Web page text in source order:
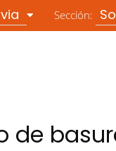
Sección:
de